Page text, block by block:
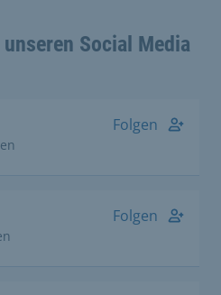
Social Media
Folgen
Folgen